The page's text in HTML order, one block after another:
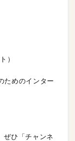
）
ためのインター
ぜひ「チャンネ